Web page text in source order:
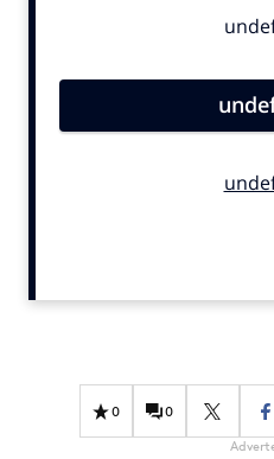
Carriere
Design
Diversiteit
Effectiviteit
0 0